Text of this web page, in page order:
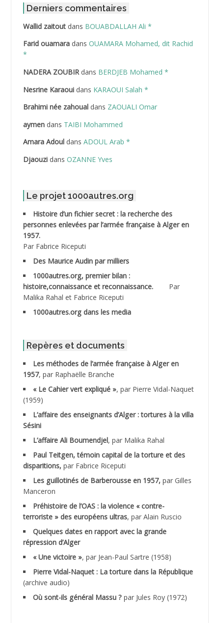
ABDAT Amar
ABDEDDAIM Hamid
ABDELAZIZ Mohamed
ABDELHAFID Lakhdar
ABDELLI Mohamed
ABDELLI Mohamed *
ABDELMOUMENE Ahmed
ABDESMED Mohamed ben Kaddour
ABDESSELAMI Kouider
ABDESSLEM Ahmed dit le Coiffeur
ABDOUDOU
ABID Mohamed
ABNOUN Salah
ACHACHE M.*
ACHLAF Ali
ADALMI
ADANE Ramdane *
ADDAD
ADDALA Boualem*
ADDANE
ADDECHE Rachid
Derniers commentaires
Wallid zaitoutdans BOUABDALLAH Ali *
Farid ouamaradans OUAMARA Mohamed, dit Rachid
*
NADERA ZOUBIRdans BERDJEB Mohamed *
Nesrine Karaouidans KARAOUI Salah *
Brahimi née zahoualdans ZAOUALI Omar
aymendans TAIBI Mohammed
Amara Adouldans ADOUL Arab *
Djaouzidans OZANNE Yves
Le projet 1000autres.org
Histoire d’un fichier secret : la recherche des
personnes enlevées par l’armée française à Alger en
1957.
Par Fabrice Riceputi
Des Maurice Audin par milliers
1000autres.org, premier bilan :
histoire,connaissance et reconnaissance.
Par
Malika Rahal et Fabrice Riceputi
1000autres.org dans les media
Repères et documents
Les méthodes de l’armée française à Alger en
1957, par Raphaëlle Branche
« Le Cahier vert expliqué », par Pierre Vidal-Naquet
(1959)
L’affaire des enseignants d’Alger : tortures à la villa
Sésini
L’affaire Ali Boumendjel, par Malika Rahal
Paul Teitgen, témoin capital de la torture et des
disparitions, par Fabrice Riceputi
Les guillotinés de Barberousse en 1957, par Gilles
Manceron
Préhistoire de l’OAS : la violence « contre-
terroriste » des européens ultras, par Alain Ruscio
Quelques dates en rapport avec la grande
répression d’Alger
« Une victoire », par Jean-Paul Sartre (1958)
Pierre Vidal-Naquet : La torture dans la République
(archive audio)
Où sont-ils général Massu ? par Jules Roy (1972)